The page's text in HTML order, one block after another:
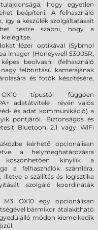
hogy egyetlen
beépíteni. A felhasználó
így a készülék szolgáltatásait
testre szabni, hogy a
lézer optikával (Sybmol
imager (Honeywell 5300SR,
beolvasni (felhasználó
felbontású kamerájának
és fotók készítésére,
típustól függően
adatátvitele révén valós
és adat kommunikáció) a
pontjáról. Biztonságos és
Bluetooh 2.1 vagy WiFi
kérhető opcionálisan
a helymeghatározásra
köszönhetően kinyílik a
a felhasználók számlára,
a szállítás és logisztika
szolgáló koordináták
M3 OX10 egy opcionálisan
bármikor átalakítható
módon kiemelkedik